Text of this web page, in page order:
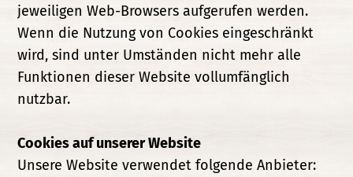
jeweiligen Web-Browsers aufgerufen werden.
Wenn die Nutzung von Cookies eingeschränkt
wird, sind unter Umständen nicht mehr alle
Funktionen dieser Website vollumfänglich
nutzbar.
Cookies auf unserer Website
Unsere Website verwendet folgende Anbieter: